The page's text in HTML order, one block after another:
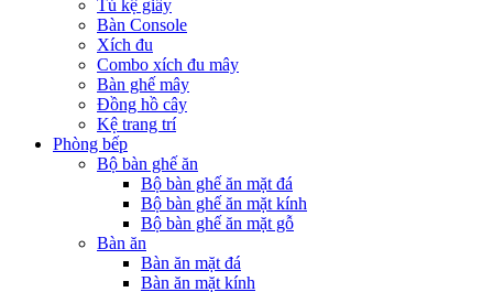
Tủ kệ giầy
Bàn Console
Xích đu
Combo xích đu mây
Bàn ghế mây
Đồng hồ cây
Kệ trang trí
Phòng bếp
Bộ bàn ghế ăn
Bộ bàn ghế ăn mặt đá
Bộ bàn ghế ăn mặt kính
Bộ bàn ghế ăn mặt gỗ
Bàn ăn
Bàn ăn mặt đá
Bàn ăn mặt kính